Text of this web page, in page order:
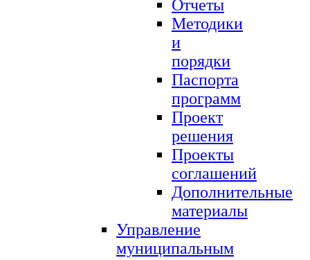
Отчеты
Методики
и
порядки
Паспорта
программ
Проект
решения
Проекты
соглашений
Дополнительные
материалы
Управление
муниципальным